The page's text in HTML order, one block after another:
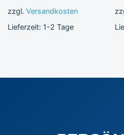
mehrere
Varianten
auf
zzgl. Versandkosten
Lieferzeit: 1-2 Tage